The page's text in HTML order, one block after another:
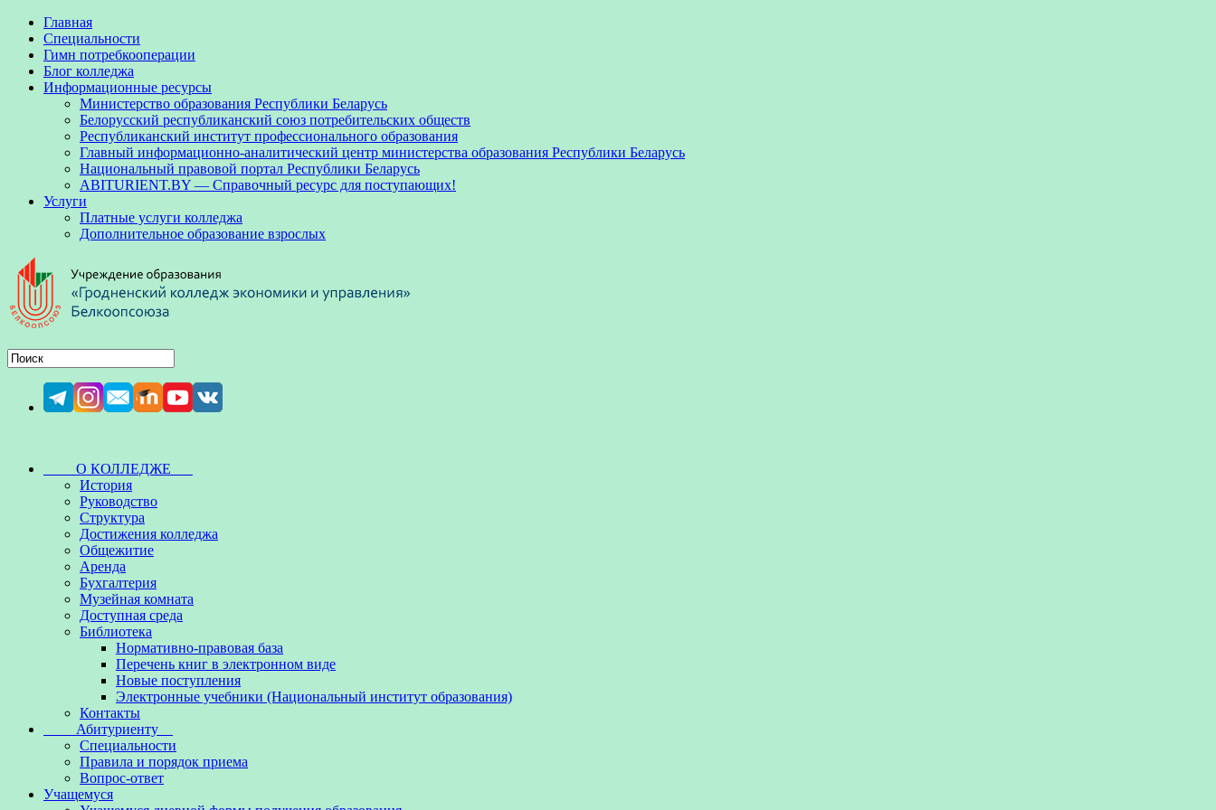
Главная
Специальности
Гимн потребкооперации
Блог колледжа
Информационные ресурсы
Министерство образования Республики Беларусь
Белорусский республиканский союз потребительских обществ
Республиканский институт профессионального образования
Главный информационно-аналитический центр министерства образования Республики Беларусь
Национальный правовой портал Республики Беларусь
ABITURIENT.BY — Справочный ресурс для поступающих!
Услуги
Платные услуги колледжа
Дополнительное образование взрослых
О КОЛЛЕДЖЕ
История
Руководство
Структура
Достижения колледжа
Общежитие
Аренда
Бухгалтерия
Музейная комната
Доступная среда
Библиотека
Нормативно-правовая база
Перечень книг в электронном виде
Новые поступления
Электронные учебники (Национальный институт образования)
Контакты
Абитуриенту
Специальности
Правила и порядок приема
Вопрос-ответ
Учащемуся